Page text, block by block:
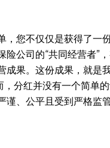
，您不仅仅是获得了一
险公司的“共同经营者”
成果。这份成果，就是
，分红并没有一个简单
谨、公平且受到严格监